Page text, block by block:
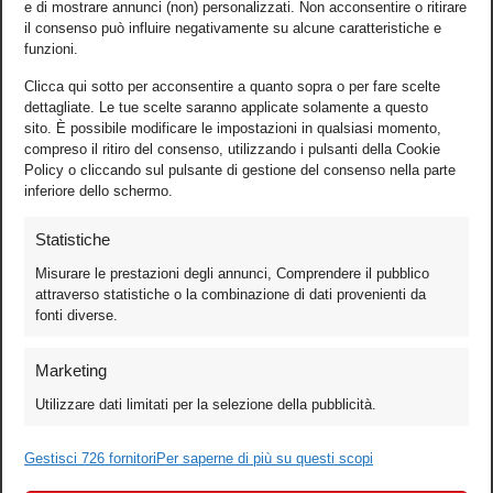
e di mostrare annunci (non) personalizzati. Non acconsentire o ritirare
il consenso può influire negativamente su alcune caratteristiche e
funzioni.
Clicca qui sotto per acconsentire a quanto sopra o per fare scelte
dettagliate. Le tue scelte saranno applicate solamente a questo
sito. È possibile modificare le impostazioni in qualsiasi momento,
compreso il ritiro del consenso, utilizzando i pulsanti della Cookie
Policy o cliccando sul pulsante di gestione del consenso nella parte
inferiore dello schermo.
Statistiche
Misurare le prestazioni degli annunci, Comprendere il pubblico
attraverso statistiche o la combinazione di dati provenienti da
fonti diverse.
Marketing
Utilizzare dati limitati per la selezione della pubblicità.
Gestisci 726 fornitori Per saperne di più su questi scopi
Games